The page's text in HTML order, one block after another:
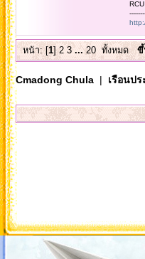
หน้า: [1]2 3 ...20 ทั้งหมด ขึ้
Cmadong Chula| เรือนป